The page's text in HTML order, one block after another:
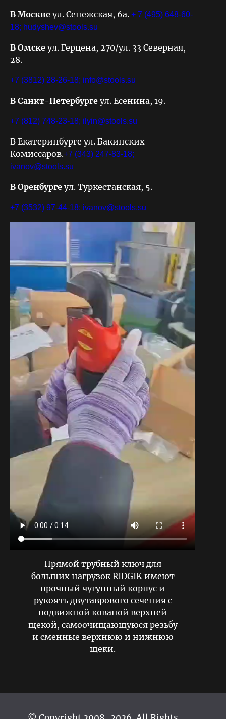
В Москве ул. Сенежская, 6а. + 7 (495) 648-60-
18; hudyshev@stools.su
В Омске ул. Герцена, 270/ул. 33 Северная,
28.
+7 (3812) 28-26-18; info@stools.su
В Санкт-Петербурге ул. Есенина, 19.
+7 (812) 748-23-18; ilyin@stools.su
В Екатеринбурге ул. Бакинских
Комиссаров.+7 (343) 247-83-18;
ivanov@stools.su
В Оренбурге ул. Туркестанская, 5.
+7 (3532) 97-44-18; ivanov@stools.su
Прямой трубный ключ для
больших нагрузок RIDGIK имеют
прочный чугунный корпус и
рукоять двутаврового сечения с
подвижной кованой верхней
щекой, самоочищающуюся резьбу
и сменные верхнюю и нижнюю
щеки.